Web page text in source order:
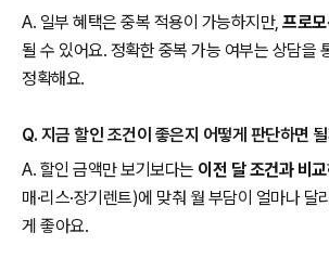
A. 일부 혜택은 중복 적용이 가능하지만, 프로
될 수 있어요. 정확한 중복 가능 여부는 상담을
정확해요.
Q. 지금 할인 조건이 좋은지 어떻게 판단하면
A. 할인 금액만 보기보다는 이전 달 조건과 비교
매·리스·장기렌트)에 맞춰 월 부담이 얼마나 달
게 좋아요.